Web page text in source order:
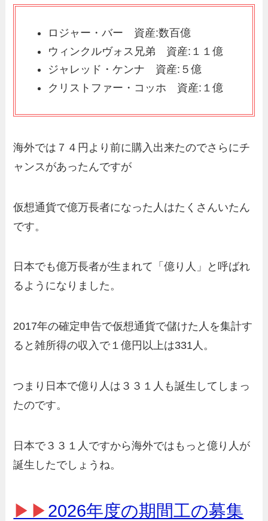
ロジャー・バー 資産:数百億
ウィンクルヴォス兄弟 資産:１１億
ジャレッド・ケンナ 資産:５億
クリストファー・コッホ 資産:１億
海外では７４円より前に購入出来たのでさらにチ
ャンスがあったんですが
仮想通貨で億万長者になった人はたくさんいたん
です。
日本でも億万長者が生まれて「億り人」と呼ばれ
るようになりました。
2017年の確定申告で仮想通貨で儲けた人を集計す
ると雑所得の収入で１億円以上は331人。
つまり日本で億り人は３３１人も誕生してしまっ
たのです。
日本で３３１人ですから海外ではもっと億り人が
誕生したでしょうね。
▶▶2026年度の期間工の募集